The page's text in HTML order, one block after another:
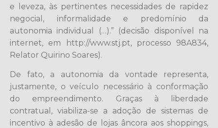
e leveza, às pertinentes necessidades de rapidez
negocial, informalidade e predomínio da
autonomia individual (…).” (decisão disponível na
internet, em http://www.stj.pt, processo 98A834,
Relator Quirino Soares).
De fato, a autonomia da vontade representa,
justamente, o veículo necessário à conformação
do empreendimento. Graças à liberdade
contratual, viabiliza-se a adoção de sistemas de
incentivo à adesão de lojas âncora aos shoppings,